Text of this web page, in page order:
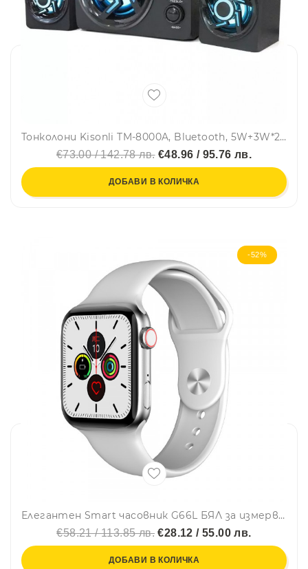
Тонколони Kisonli TM-8000A, Bluetooth, 5W+3W*2, USB, Различни цветове - 22112
€73.00 / 142.78 лв.€48.96 / 95.76 лв.
ДОБАВИ В КОЛИЧКА
-52%
Елегантен Smart часовник G66L БЯЛ за измерване на телесните функции при спорт и ежедневие, 1.75 инча
€58.21 / 113.85 лв. €28.12 / 55.00 лв.
ДОБАВИ В КОЛИЧКА